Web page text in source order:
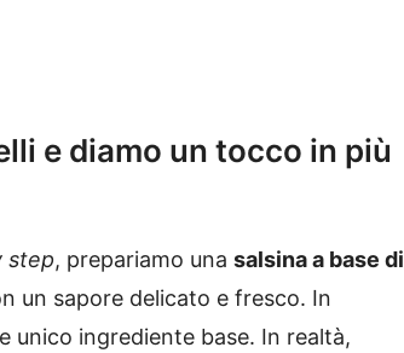
e diamo un tocco in più
step, prepariamo una salsina a base di
un sapore delicato e fresco. In
unico ingrediente base. In realtà,